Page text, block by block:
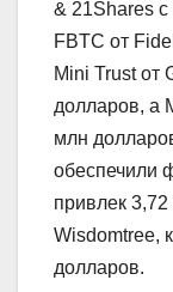
& 21Shares
FBTC от
Mini Trust от
долларов, а
млн
обеспечили
привлек
Wisdomtree,
долларов.